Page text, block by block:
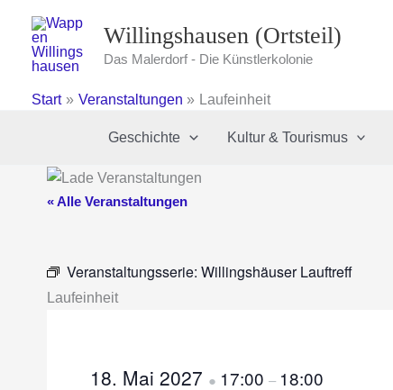
Inhalt
springen
Willingshausen (Ortsteil)
Das Malerdorf - Die Künstlerkolonie
Start Veranstaltungen Laufeinheit
Geschichte Kultur & Tourismus
« Alle Veranstaltungen
Veranstaltungsserie: Willingshäuser Lauftreff
Laufeinheit
18. Mai 2027 ● 17:00 – 18:00